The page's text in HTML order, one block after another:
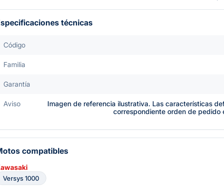
técnicas
Código
Familia
Garantía
Aviso
Imagen de referencia ilustrativa. Las características
correspondiente orden de pedido
compatibles
Versys 1000